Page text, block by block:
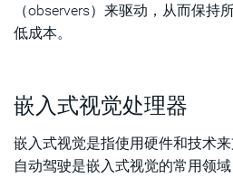
（observers）来驱动，从而保持
低成本。
嵌入式视觉处理器
嵌入式视觉是指使用硬件和技术来
自动驾驶是嵌入式视觉的常用领